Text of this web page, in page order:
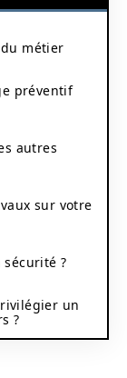
du métier
préventif
autres
sur votre
?
un
?